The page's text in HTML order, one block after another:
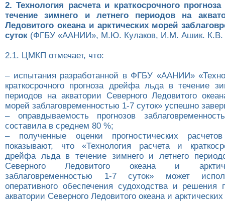
2. Технология расчета и краткосрочного
течение зимнего и летнего периодов на
Ледовитого океана и арктических морей
суток (ФГБУ «ААНИИ», М.Ю. Кулаков, И.М. Ашик. К.В.
2.1. ЦМКП отмечает, что:
– испытания разработанной в ФГБУ «ААНИИ»
краткосрочного прогноза дрейфа льда в течение
периодов на акватории Северного Ледовитого
морей заблаговременностью 1-7 суток» успешно
– оправдываемость прогнозов
составила в среднем 80 %;
– полученные оценки прогностических
показывают, что «Технология расчета и
дрейфа льда в течение зимнего и летнего
Северного Ледовитого океана и
заблаговременностью 1-7 суток» может
оперативного обеспечения судоходства и решения
акватории Северного Ледовитого океана и